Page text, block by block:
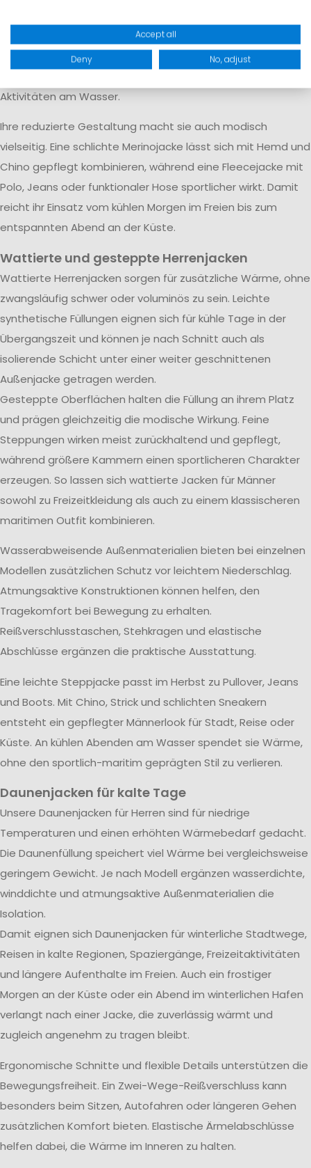
Materialmischung die Wärmeleistung und ein
ausgeglichenes Körperklima. Beide Varianten eignen sich für
Aktivitäten am Wasser.
Ihre reduzierte Gestaltung macht sie auch modisch
vielseitig. Eine schlichte Merinojacke lässt sich mit Hemd und
Chino gepflegt kombinieren, während eine Fleecejacke mit
Polo, Jeans oder funktionaler Hose sportlicher wirkt. Damit
reicht ihr Einsatz vom kühlen Morgen im Freien bis zum
entspannten Abend an der Küste.
Wattierte und gesteppte Herrenjacken
Wattierte Herrenjacken sorgen für zusätzliche Wärme, ohne
zwangsläufig schwer oder voluminös zu sein. Leichte
synthetische Füllungen eignen sich für kühle Tage in der
Übergangszeit und können je nach Schnitt auch als
isolierende Schicht unter einer weiter geschnittenen
Außenjacke getragen werden.
Gesteppte Oberflächen halten die Füllung an ihrem Platz
und prägen gleichzeitig die modische Wirkung. Feine
Steppungen wirken meist zurückhaltend und gepflegt,
während größere Kammern einen sportlicheren Charakter
erzeugen. So lassen sich wattierte Jacken für Männer
sowohl zu Freizeitkleidung als auch zu einem klassischeren
maritimen Outfit kombinieren.
Wasserabweisende Außenmaterialien bieten bei einzelnen
Modellen zusätzlichen Schutz vor leichtem Niederschlag.
Atmungsaktive Konstruktionen können helfen, den
Tragekomfort bei Bewegung zu erhalten.
Reißverschlusstaschen, Stehkragen und elastische
Abschlüsse ergänzen die praktische Ausstattung.
Eine leichte Steppjacke passt im Herbst zu Pullover, Jeans
und Boots. Mit Chino, Strick und schlichten Sneakern
entsteht ein gepflegter Männerlook für Stadt, Reise oder
Küste. An kühlen Abenden am Wasser spendet sie Wärme,
ohne den sportlich-maritim geprägten Stil zu verlieren.
Daunenjacken für kalte Tage
Unsere Daunenjacken für Herren sind für niedrige
Temperaturen und einen erhöhten Wärmebedarf gedacht.
Die Daunenfüllung speichert viel Wärme bei vergleichsweise
geringem Gewicht. Je nach Modell ergänzen wasserdichte,
winddichte und atmungsaktive Außenmaterialien die
Isolation.
Damit eignen sich Daunenjacken für winterliche Stadtwege,
Reisen in kalte Regionen, Spaziergänge, Freizeitaktivitäten
und längere Aufenthalte im Freien. Auch ein frostiger
Morgen an der Küste oder ein Abend im winterlichen Hafen
verlangt nach einer Jacke, die zuverlässig wärmt und
zugleich angenehm zu tragen bleibt.
Ergonomische Schnitte und flexible Details unterstützen die
Bewegungsfreiheit. Ein Zwei-Wege-Reißverschluss kann
besonders beim Sitzen, Autofahren oder längeren Gehen
zusätzlichen Komfort bieten. Elastische Ärmelabschlüsse
helfen dabei, die Wärme im Inneren zu halten.
Accept all
Deny No, adjust